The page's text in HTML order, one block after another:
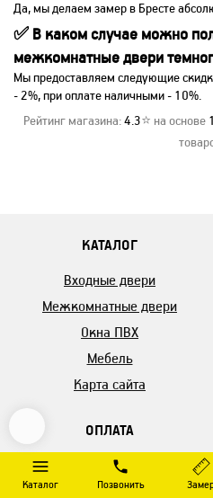
Каталог Позвонить
Да, мы делаем замер в Бресте
✅ В каком случае можно
межкомнатные двери
Мы предоставляем следующие
- 2%, при оплате наличными - 10%.
Рейтинг магазина:4.3⭐ на основе
КАТАЛОГ
Входные двери
Межкомнатные двери
Окна ПВХ
Мебель
Карта сайта
ОПЛАТА
Рассрочка
Способы оплаты